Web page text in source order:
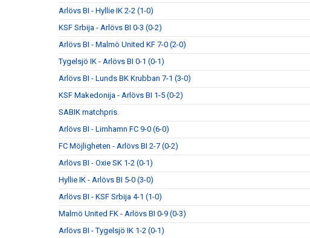
Arlövs BI - Hyllie IK 2-2 (1-0)
KSF Srbija - Arlövs BI 0-3 (0-2)
Arlövs BI - Malmö United KF 7-0 (2-0)
Tygelsjö IK - Arlövs BI 0-1 (0-1)
Arlövs BI - Lunds BK Krubban 7-1 (3-0)
KSF Makedonija - Arlövs BI 1-5 (0-2)
SABIK matchpris.
Arlövs BI - Limhamn FC 9-0 (6-0)
FC Möjligheten - Arlövs BI 2-7 (0-2)
Arlövs BI - Oxie SK 1-2 (0-1)
Hyllie IK - Arlövs BI 5-0 (3-0)
Arlövs BI - KSF Srbija 4-1 (1-0)
Malmö United FK - Arlövs BI 0-9 (0-3)
Arlövs BI - Tygelsjö IK 1-2 (0-1)